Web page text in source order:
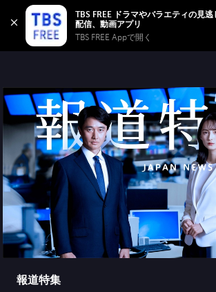
TBS FREE ドラマやバラエティの見逃
TBS FREE Appで開く
TBS FREE
無料見逃し配信
報道特集